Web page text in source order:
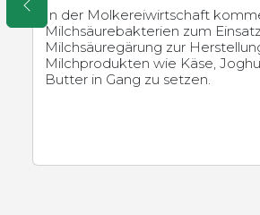
In der Molkereiwirtschaft
Milchsäurebakterien zum
Milchsäuregärung zur
Milchprodukten wie Käse,
Butter in Gang zu setzen.